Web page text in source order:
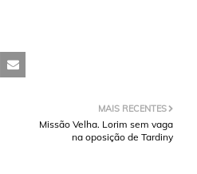
MAIS RECENTES
Missão Velha. Lorim sem vaga
na oposição de Tardiny